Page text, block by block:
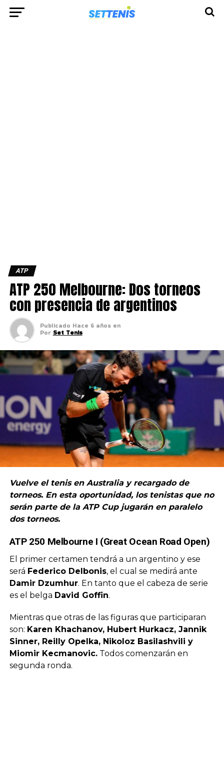
ATP
ATP 250 Melbourne: Dos torneos
con presencia de argentinos
Publicado Hace 6 años en
Por Set Tenis
Vuelve el tenis en Australia y recargado de
torneos. En esta oportunidad, los tenistas que no
serán parte de la ATP Cup jugarán en paralelo
dos torneos.
ATP 250 Melbourne I (Great Ocean Road Open)
El primer certamen tendrá a un argentino y ese
será Federico Delbonis, el cual se medirá ante
Damir Dzumhur. En tanto que el cabeza de serie
es el belga David Goffin.
Mientras que otras de las figuras que participaran
son: Karen Khachanov, Hubert Hurkacz, Jannik
Sinner, Reilly Opelka, Nikoloz Basilashvili y
Miomir Kecmanovic.Todos comenzarán en
segunda ronda.